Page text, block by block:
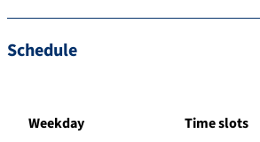
Schedule
Weekday Time slots